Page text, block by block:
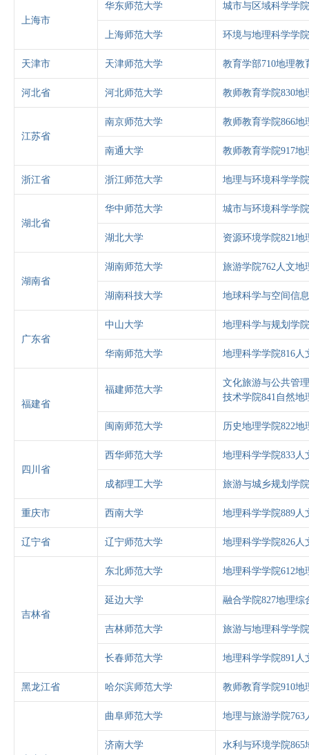
上海市
华东师范大学 城市与区域科学学
上海师范大学 环境与地理科学学
天津市 天津师范大学 教育学部710地理教
河北省 河北师范大学 教师教育学院830
江苏省
南京师范大学 教师教育学院866
南通大学 教师教育学院917
浙江省 浙江师范大学 地理与环境科学学
湖北省
华中师范大学 城市与环境科学学
湖北大学 资源环境学院821地
湖南省
湖南师范大学 旅游学院762人文地
湖南科技大学 地球科学与空间信
广东省
中山大学 地理科学与规划学
华南师范大学 地理科学学院816人
福建省
福建师范大学
文化旅游与公共管
技术学院841自然
闽南师范大学 历史地理学院822
四川省
西华师范大学 地理科学学院833人
成都理工大学 旅游与城乡规划学
重庆市 西南大学 地理科学学院889人
辽宁省 辽宁师范大学 地理科学学院826人
吉林省
东北师范大学 地理科学学院612
延边大学 融合学院827地理综
吉林师范大学 旅游与地理科学学
长春师范大学 地理科学学院891人
黑龙江省 哈尔滨师范大学 教师教育学院910地
曲阜师范大学 地理与旅游学院763
济南大学 水利与环境学院